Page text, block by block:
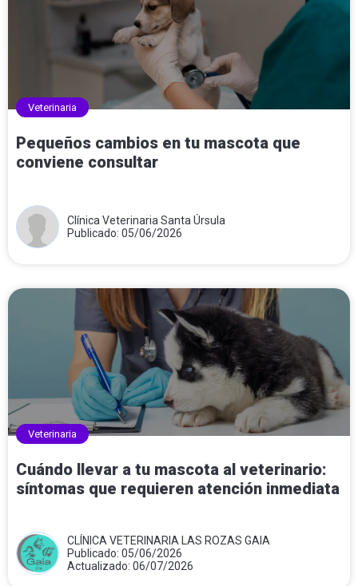
Veterinaria
Pequeños cambios en tu mascota que
conviene consultar
Clínica Veterinaria Santa Úrsula
Publicado: 05/06/2026
Veterinaria
Cuándo llevar a tu mascota al veterinario:
síntomas que requieren atención inmediata
CLÍNICA VETERINARIA LAS ROZAS GAIA
Publicado: 05/06/2026
Actualizado: 06/07/2026